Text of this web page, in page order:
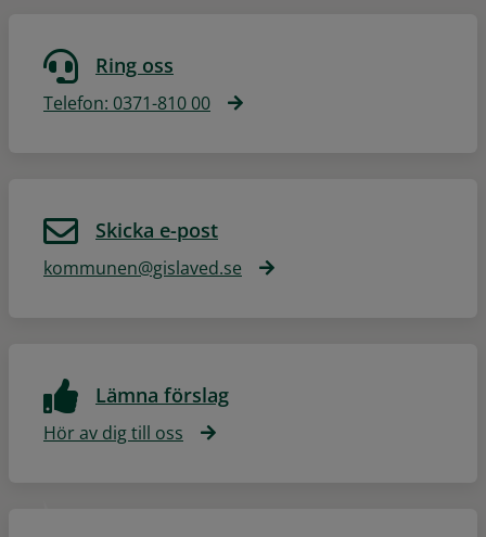
Ring oss
Telefon: 0371-810 00
Skicka e-post
kommunen@gislaved.se
Lämna förslag
Hör av dig till oss